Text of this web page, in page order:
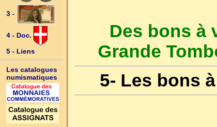
3 -
4 - Doc.
5 - Liens
Les catalogues
numismatiques
Des bons à
Grande
5- Les bons